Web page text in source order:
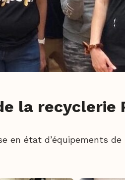
la recyclerie
en état d’équipements